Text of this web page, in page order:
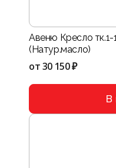
Авеню Кресло тк.1-
(Натур.масло)
от30 150 ₽
В